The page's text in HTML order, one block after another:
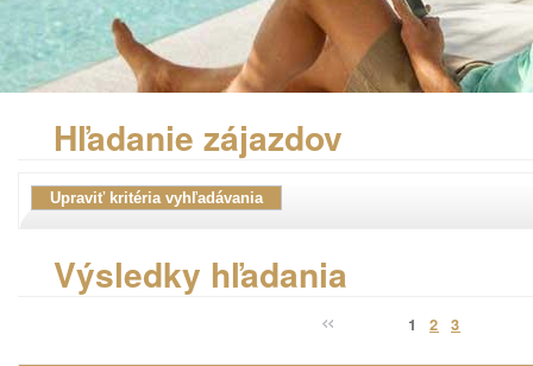
Hľadanie zájazdov
Výsledky hľadania
1 2 3